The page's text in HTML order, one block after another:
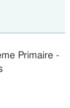
Primaire -